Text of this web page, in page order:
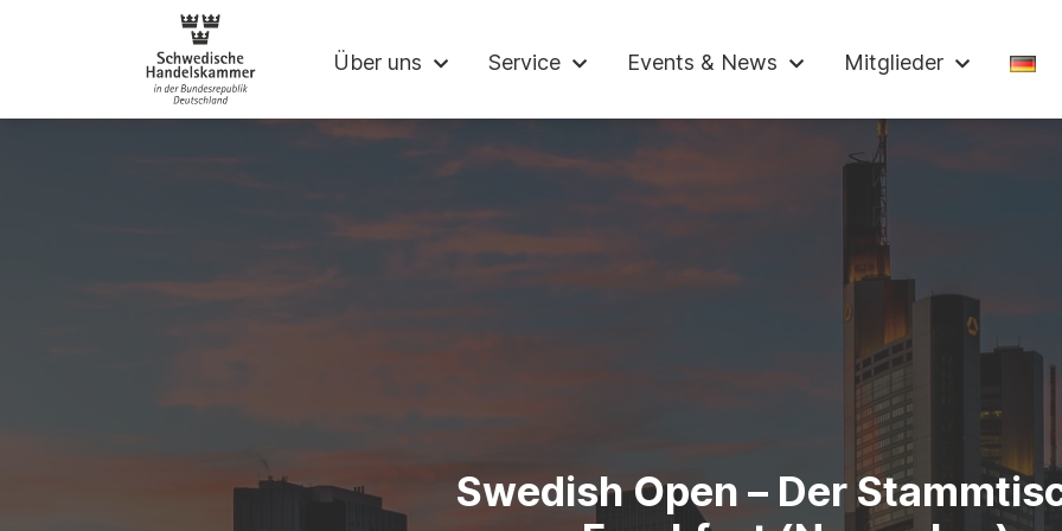
Schwedische Handelskammer
Über uns Service Events & News Mitglieder
Swedish Open – Der